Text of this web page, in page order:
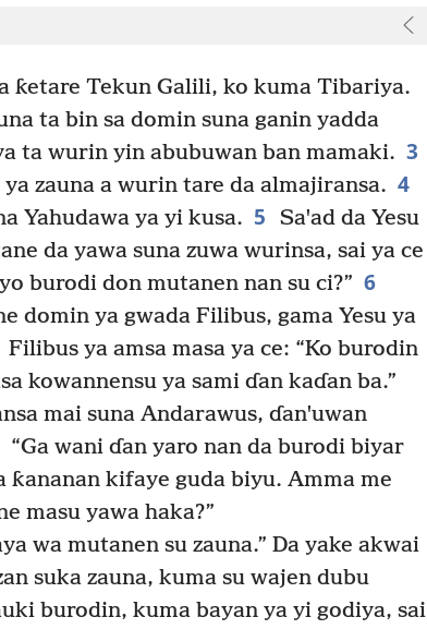
ƙetare Tekun Galili, ko kuma Tibariya.
ta bin sa domin suna ganin yadda
ta wurin yin abubuwan ban mamaki. 3
zauna a wurin tare da almajiransa. 4
Yahudawa ya yi kusa. 5
Saꞌad da Yesu
da yawa suna zuwa wurinsa, sai ya ce
burodi don mutanen nan su ci?” 6
domin ya gwada Filibus, gama Yesu ya
Filibus ya amsa masa ya ce: “Ko burodin
kowannensu ya sami ɗan kaɗan ba.”
mai suna Andarawus, ɗanꞌuwan
“Ga wani ɗan yaro nan da burodi biyar
kifaye guda biyu. Amma me
masu yawa haka?”
wa mutanen su zauna.” Da yake akwai
suka zauna, kuma su wajen dubu
burodin, kuma bayan ya yi godiya, sai